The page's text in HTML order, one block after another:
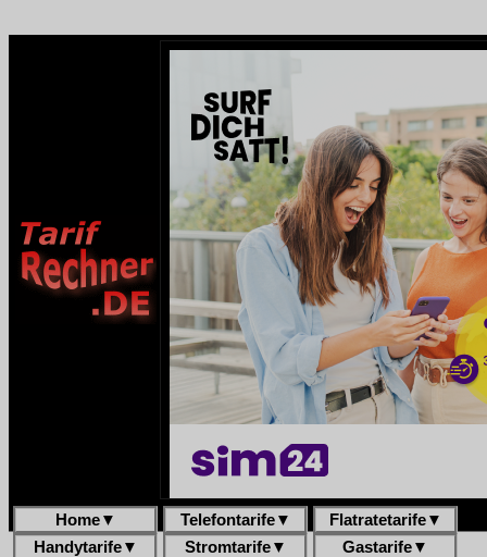
Home▼ Telefontarife▼ Flatratetarife▼
Handytarife▼ Stromtarife▼ Gastarife▼